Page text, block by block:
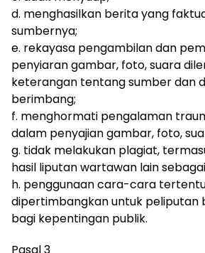
d. menghasilkan berita yang
sumbernya;
e. rekayasa pengambilan dan
penyiaran gambar, foto, suara
keterangan tentang sumber dan
berimbang;
f. menghormati pengalaman
dalam penyajian gambar, foto,
g. tidak melakukan plagiat,
hasil liputan wartawan lain
h. penggunaan cara-cara
dipertimbangkan untuk peliputan
bagi kepentingan publik.